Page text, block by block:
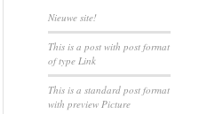
Nieuwe site!
This is a post with post format
of type Link
This is a standard post format
with preview Picture